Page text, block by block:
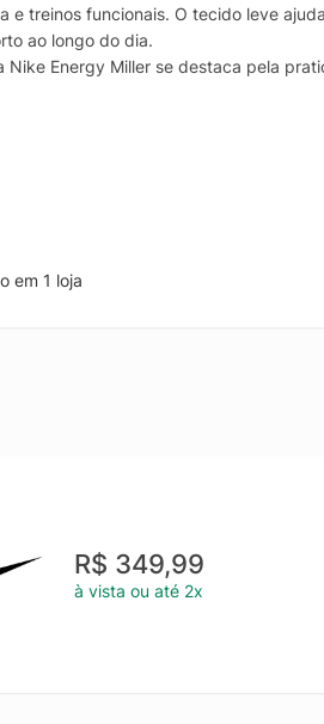
e treinos funcionais. O tecido leve
ao longo do dia.
Nike Energy Miller se destaca pela
Nike masculina para treinar ou
Nike.
em 1 loja
R$ 349,99
à vista ou até 2x